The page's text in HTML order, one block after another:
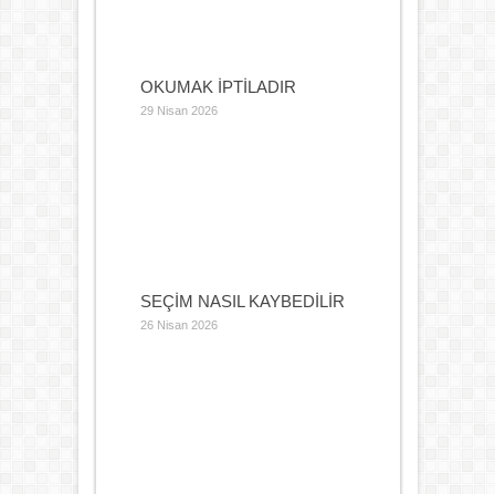
OKUMAK İPTİLADIR
29 Nisan 2026
SEÇİM NASIL KAYBEDİLİR
26 Nisan 2026